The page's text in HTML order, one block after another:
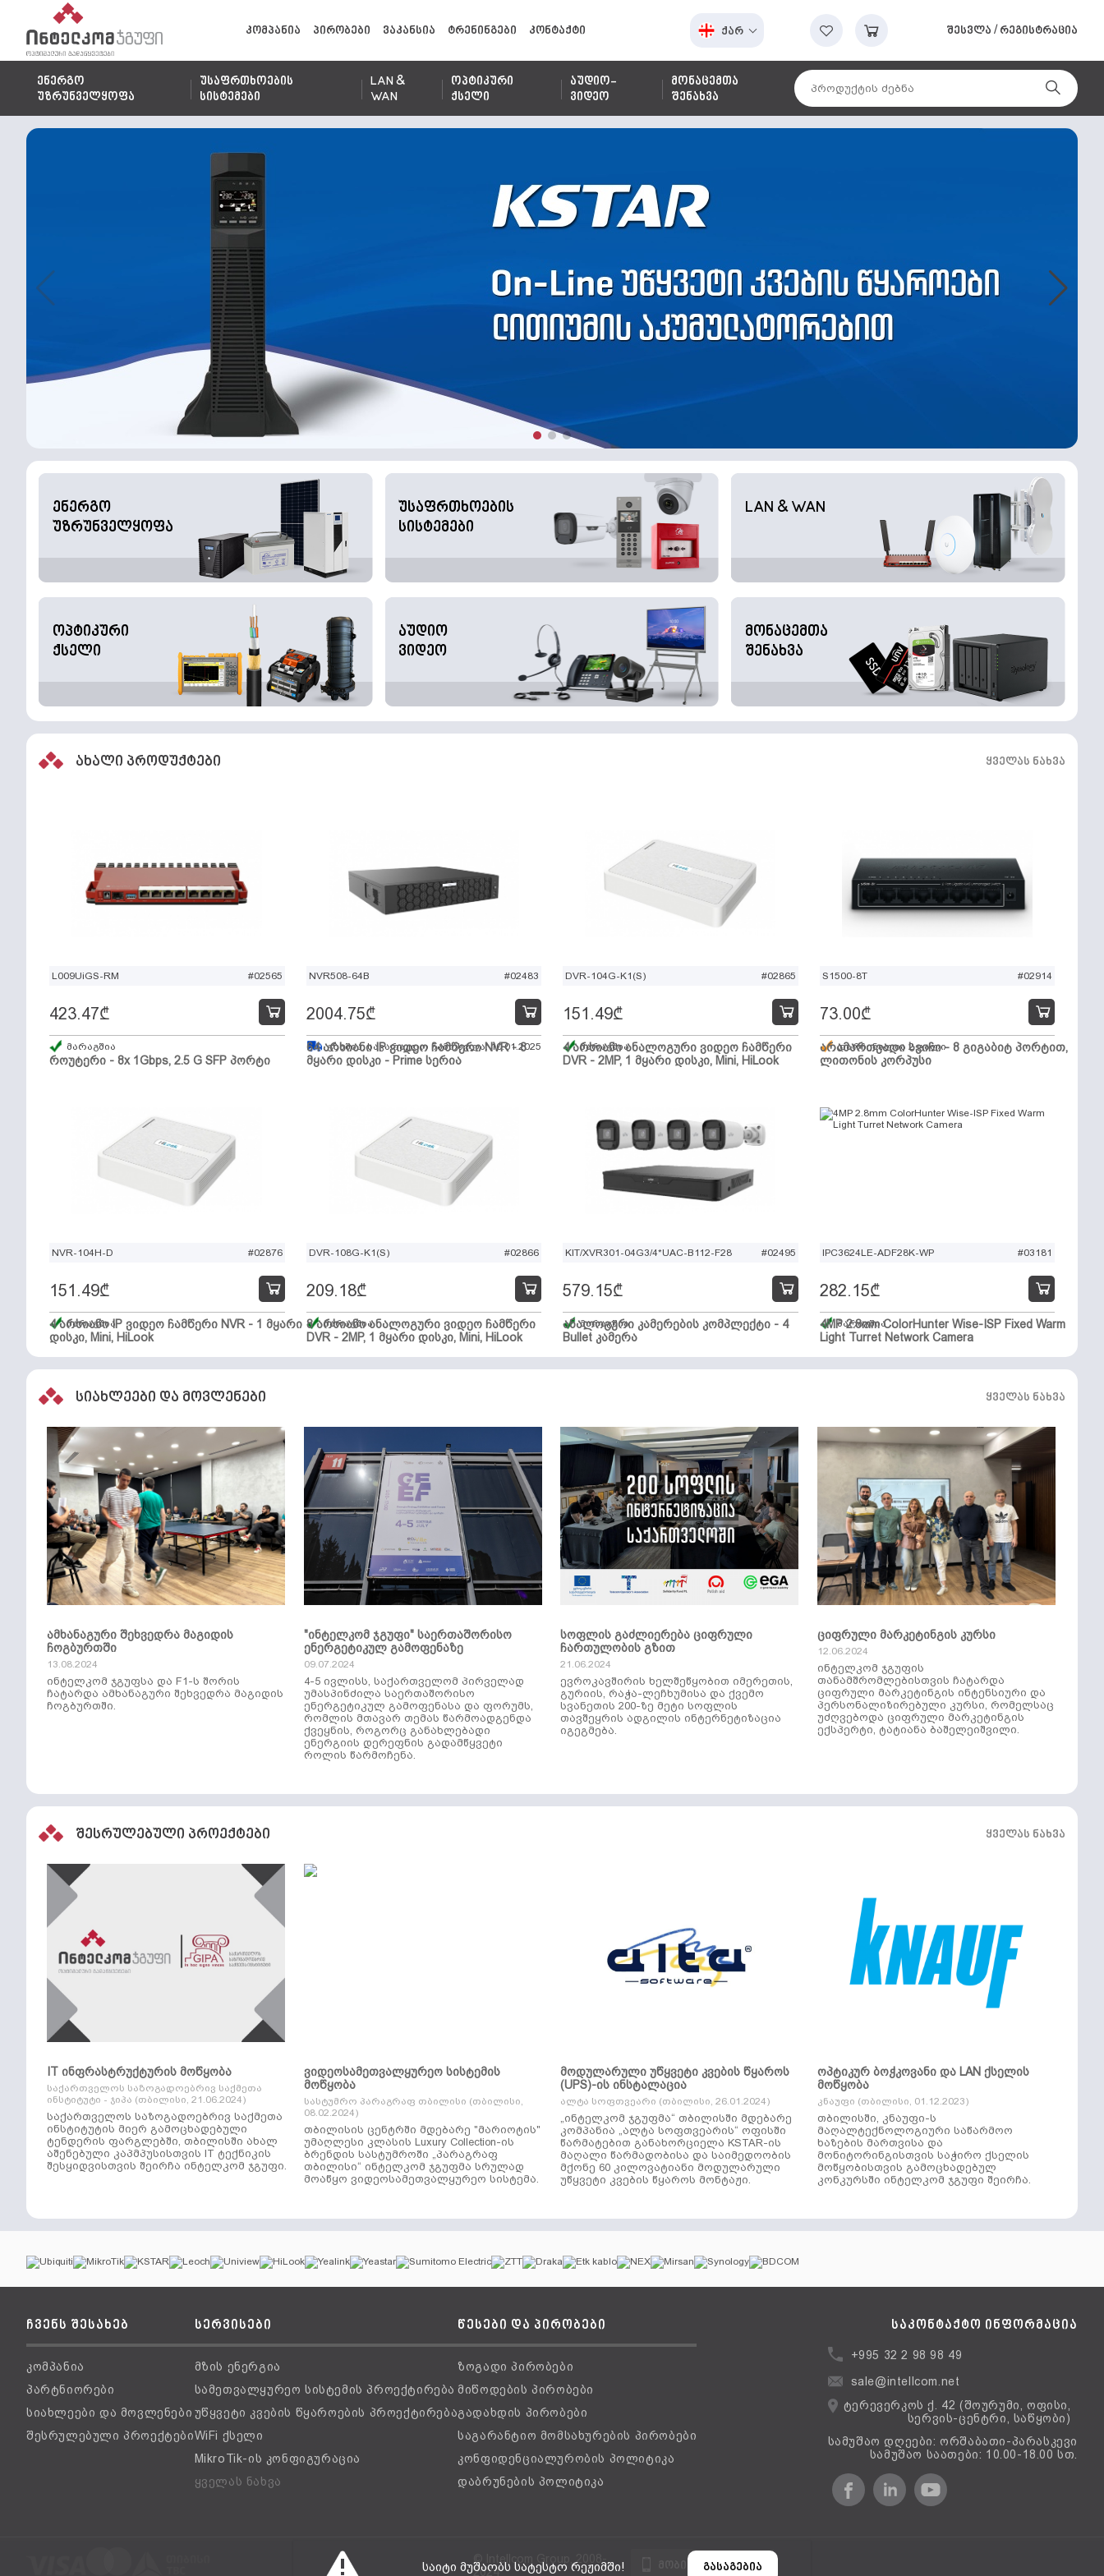
კომპანია პირობები ვაკანსია ტრენინგები კონტაქტი ქარ შესვლა / რეგისტრაცია
ენერგო
უზრუნველყოფა
უსაფრთხოების
სისტემები
LAN &
WAN
ოპტიკური
ქსელი
აუდიო-
ვიდეო
მონაცემთა
შენახვა
ენერგო
უზრუნველყოფა
უსაფრთხოების
სისტემები
LAN & WAN
ოპტიკური
ქსელი
აუდიო
ვიდეო
მონაცემთა
შენახვა
ახალი პროდუქტები ყველას ნახვა
L009UiGS-RM #02565
როუტერი - 8x 1Gbps, 2.5 G SFP პორტი
423.47₾
მარაგშია
NVR508-64B #02483
64 არხიანი IP ვიდეო ჩამწერი NVR - 8
მყარი დისკი - Prime სერია
2004.75₾
გზაშია, სავარაუდო ჩამოსვლა: 10.01.2025
DVR-104G-K1(S) #02865
4 არხიანი ანალოგური ვიდეო ჩამწერი
DVR - 2MP, 1 მყარი დისკი, Mini, HiLook
151.49₾
მარაგშია
S1500-8T #02914
არამართვადი სვიჩი - 8 გიგაბიტ პორტით,
ლითონის კორპუსი
73.00₾
დარჩენილია 2 ცალი
NVR-104H-D #02876
4 არხიანი IP ვიდეო ჩამწერი NVR - 1 მყარი
დისკი, Mini, HiLook
151.49₾
მარაგშია
DVR-108G-K1(S) #02866
8 არხიანი ანალოგური ვიდეო ჩამწერი
DVR - 2MP, 1 მყარი დისკი, Mini, HiLook
209.18₾
მარაგშია
KIT/XVR301-04G3/4*UAC-B112-F28 #02495
ანალოგური კამერების კომპლექტი - 4
Bullet კამერა
579.15₾
მარაგშია
IPC3624LE-ADF28K-WP #03181
4MP 2.8mm ColorHunter Wise-ISP Fixed Warm
Light Turret Network Camera
282.15₾
მარაგშია
სიახლეები და მოვლენები ყველას ნახვა
ამხანაგური შეხვედრა მაგიდის
ჩოგბურთში
13.08.2024
ინტელკომ ჯგუფსა და F1-ს შორის
ჩატარდა ამხანაგური შეხვედრა მაგიდის
ჩოგბურთში.
"ინტელკომ ჯგუფი" საერთაშორისო
ენერგეტიკულ გამოფენაზე
09.07.2024
4-5 ივლისს, საქართველომ პირველად
უმასპინძილა საერთაშორისო
ენერგეტიკულ გამოფენასა და ფორუმს,
რომლის მთავარ თემას წარმოადგენდა
ქვეყნის, როგორც განახლებადი
ენერგიის დერეფნის გადამწყვეტი
როლის წარმოჩენა.
სოფლის გაძლიერება ციფრული
ჩართულობის გზით
21.06.2024
ევროკავშირის ხელშეწყობით იმერეთის,
გურიის, რაჭა-ლეჩხუმისა და ქვემო
სვანეთის 200-ზე მეტი სოფლის
თავშეყრის ადგილის ინტერნეტიზაცია
იგეგმება.
ციფრული მარკეტინგის კურსი
12.06.2024
ინტელკომ ჯგუფის
თანამშრომლებისთვის ჩატარდა
ციფრული მარკეტინგის ინტენსიური და
პერსონალიზირებული კურსი, რომელსაც
უძღვებოდა ციფრული მარკეტინგის
ექსპერტი, ტატიანა ბაშელეიშვილი.
შესრულებული პროექტები ყველას ნახვა
IT ინფრასტრუქტურის მოწყობა
საქართველოს საზოგადოებრივ საქმეთა
ინსტიტუტი - ჯიპა (თბილისი, 21.06.2024)
საქართველოს საზოგადოებრივ საქმეთა
ინსტიტუტის მიერ გამოცხადებული
ტენდერის ფარგლებში, თბილისში ახალ
აშენებული კაპმპუსისთვის IT ტექნიკის
შესყიდვისთვის შეირჩა ინტელკომ ჯგუფი.
ვიდეოსამეთვალყურეო სისტემის
მოწყობა
სასტუმრო პარაგრაფ თბილისი (თბილისი,
08.02.2024)
თბილისის ცენტრში მდებარე "მარიოტის"
უმაღლესი კლასის Luxury Collection-ის
ბრენდის სასტუმროში „პარაგრაფ
თბილისი“ ინტელკომ ჯგუფმა სრულად
მოაწყო ვიდეოსამეთვალყურეო სისტემა.
მოდულარული უწყვეტი კვების წყაროს
(UPS)-ის ინსტალაცია
ალტა სოფთვეარი (თბილისი, 26.01.2024)
„ინტელკომ ჯგუფმა“ თბილისში მდებარე
კომპანია „ალტა სოფთვეარის“ ოფისში
წარმატებით განახორციელა KSTAR-ის
მაღალი წარმადობისა და საიმედოობის
მქონე 60 კილოვატიანი მოდულარული
უწყვეტი კვების წყაროს მონტაჟი.
ოპტიკურ ბოჭკოვანი და LAN ქსელის
მოწყობა
კნაუფი (თბილისი, 01.12.2023)
თბილისში, კნაუფი-ს
მაღალტექნოლოგიური საწარმოო
ხაზების მართვისა და
მონიტორინგისთვის საჭირო ქსელის
მოწყობისთვის გამოცხადებულ
კონკურსში ინტელკომ ჯგუფი შეირჩა.
ჩვენს შესახებ
კომპანია
პარტნიორები
სიახლეები და მოვლენები
შესრულებული პროექტები
სერვისები
მზის ენერგია
სამეთვალყურეო სისტემის პროექტირება
უწყვეტი კვების წყაროების პროექტირება
WiFi ქსელი
MikroTik-ის კონფიგურაცია
ყველას ნახვა
წესები და პირობები
ზოგადი პირობები
მიწოდების პირობები
გადახდის პირობები
საგარანტიო მომსახურების პირობები
კონფიდენციალურობის პოლიტიკა
დაბრუნების პოლიტიკა
საკონტაქტო ინფორმაცია
+995 32 2 98 98 49
sale@intellcom.net
ტერევერკოს ქ. 42 (შოურუმი, ოფისი,
სერვის-ცენტრი, საწყობი)
სამუშაო დღეები: ორშაბათი-პარასკევი
სამუშაო საათები: 10.00-18.00 სთ.
2024
მობილური ვერსია
საიტი მუშაობს სატესტო რეჟიმში! გასაგებია